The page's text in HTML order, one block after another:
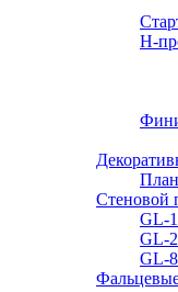
H-
Стеновой
GL-
GL-
GL-8